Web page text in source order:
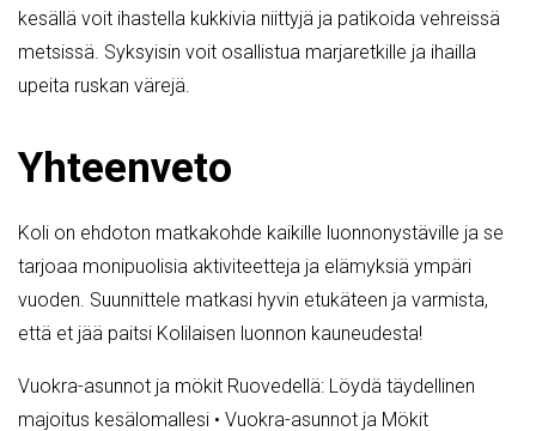
kesällä voit ihastella kukkivia niittyjä ja patikoida vehreissä
metsissä. Syksyisin voit osallistua marjaretkille ja ihailla
upeita ruskan värejä.
Yhteenveto
Koli on ehdoton matkakohde kaikille luonnonystäville ja se
tarjoaa monipuolisia aktiviteetteja ja elämyksiä ympäri
vuoden. Suunnittele matkasi hyvin etukäteen ja varmista,
että et jää paitsi Kolilaisen luonnon kauneudesta!
Vuokra-asunnot ja mökit Ruovedellä: Löydä täydellinen
majoitus kesälomallesi • Vuokra-asunnot ja Mökit